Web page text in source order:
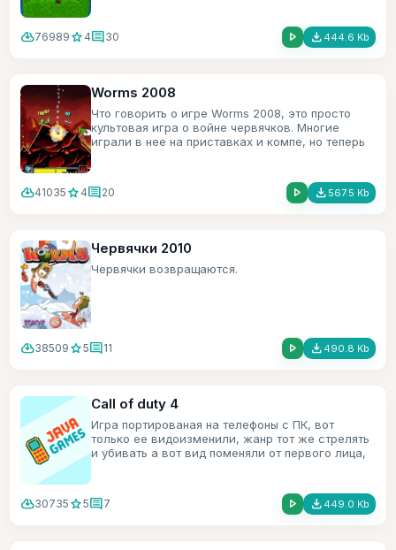
cloud_download76989 star 4comment30 play_arrow file_download 444.6 Kb
Worms 2008
Что говорить о игре Worms 2008, это просто
культовая игра о войне червячков. Многие
играли в нее на приставках и компе, но теперь
cloud_download41035 star 4comment20 play_arrow file_download 567.5 Kb
Червячки 2010
Червячки возвращаются.
cloud_download38509 star5comment11 play_arrow file_download 490.8 Kb
Call of duty 4
Игра портированая на телефоны с ПК, вот
только ее видоизменили, жанр тот же стрелять
и убивать а вот вид поменяли от первого лица,
cloud_download30735 star5comment7 play_arrow file_download 449.0 Kb